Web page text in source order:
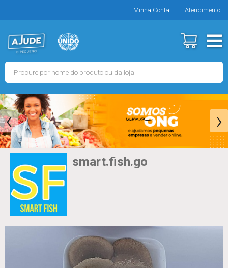
Minha Conta Atendimento
‹ ›
smart.fish.go